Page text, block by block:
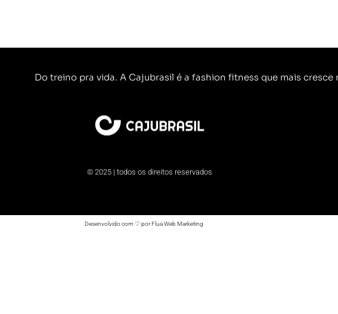
Do treino pra vida. A Cajubrasil é a fashion fitness que mais cresce
© 2025 | todos os direitos reservados
Desenvolvido com ♡ por Flua Web Marketing